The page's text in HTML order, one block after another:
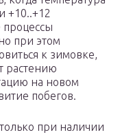
+10..+12
процессы
при этом
к зимовке,
растению
на новом
побегов.
при наличии